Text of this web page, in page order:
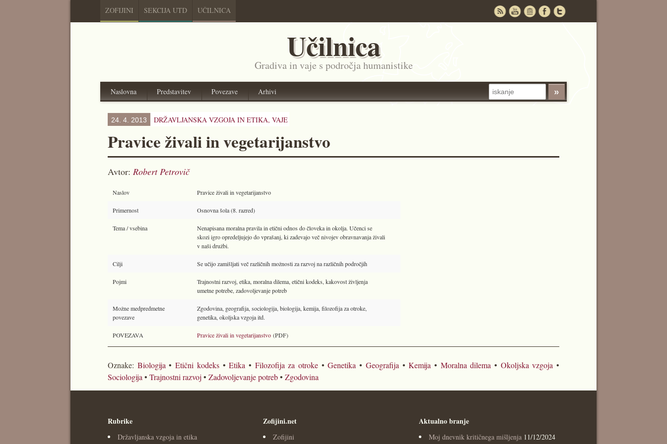
ZOFIJINI SEKCIJA UTD UČILNICA
Učilnica
Gradiva in vaje s področja humanistike
Naslovna Predstavitev Povezave Arhivi
24. 4. 2013 DRŽAVLJANSKA VZGOJA IN ETIKA, VAJE
Pravice živali in vegetarijanstvo
Avtor: Robert Petrovič
Naslov Pravice živali in vegetarijanstvo
Primernost Osnovna šola (8. razred)
Tema / vsebina
Nenapisana moralna pravila in etični odnos do človeka in okolja. Učenci se
skozi igro opredeljujejo do vprašanj, ki zadevajo več nivojev obravnavanja živali
v naši družbi.
Cilji Se učijo zamišljati več različnih možnosti za razvoj na različnih področjih
Pojmi
Trajnostni razvoj, etika, moralna dilema, etični kodeks, kakovost življenja
umetne potrebe, zadovoljevanje potreb
Možne medpredmetne
povezave
Zgodovina, geografija, sociologija, biologija, kemija, filozofija za otroke,
genetika, okoljska vzgoja itd.
POVEZAVA Pravice živali in vegetarijanstvo (PDF)
Oznake: Biologija •Etični kodeks•Etika • Filozofija za otroke •Genetika • Geografija •Kemija • Moralna dilema • Okoljska vzgoja •
Sociologija • Trajnostni razvoj • Zadovoljevanje potreb• Zgodovina
Rubrike
Državljanska vzgoja in etika
Zofijini.net
Zofijini
Aktualno branje
Moj dnevnik kritičnega mišljenja 11/12/2024